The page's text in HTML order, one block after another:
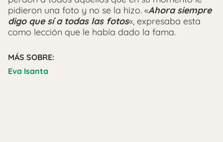
pidieron una foto y no se la hizo. «Ahora siempre
digo que sí a todas las fotos«, expresaba esta
como lección que le había dado la fama.
MÁS SOBRE:
Eva Isanta